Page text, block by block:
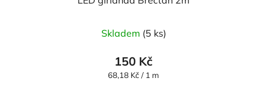
Skladem (5 ks)
150 Kč
Měrná
68,18 Kč / 1 m